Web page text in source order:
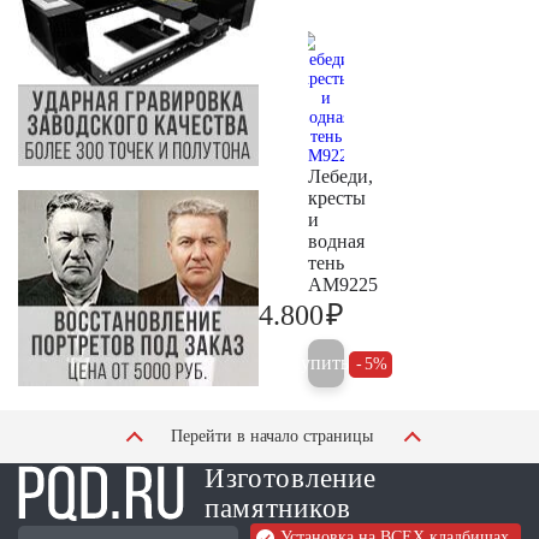
Лебеди,
кресты
и
водная
тень
AM9225
4.800₽
Купить 5%
Перейти в начало страницы
Изготовление
памятников